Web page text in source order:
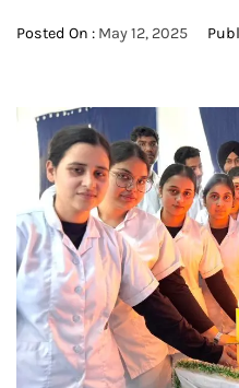
Posted On : May 12, 2025